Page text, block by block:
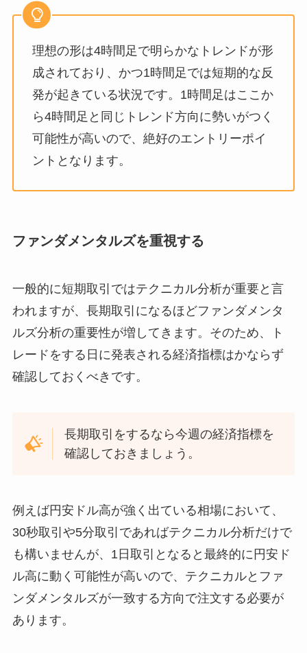
理想の形は4時間足で明らかなトレンドが形
成されており、かつ1時間足では短期的な反
発が起きている状況です。1時間足はここか
ら4時間足と同じトレンド方向に勢いがつく
可能性が高いので、絶好のエントリーポイ
ントとなります。
ファンダメンタルズを重視する
一般的に短期取引ではテクニカル分析が重要と言
われますが、長期取引になるほどファンダメンタ
ルズ分析の重要性が増してきます。そのため、ト
レードをする日に発表される経済指標はかならず
確認しておくべきです。
長期取引をするなら今週の経済指標を
確認しておきましょう。
例えば円安ドル高が強く出ている相場において、
30秒取引や5分取引であればテクニカル分析だけで
も構いませんが、1日取引となると最終的に円安ド
ル高に動く可能性が高いので、テクニカルとファ
ンダメンタルズが一致する方向で注文する必要が
あります。